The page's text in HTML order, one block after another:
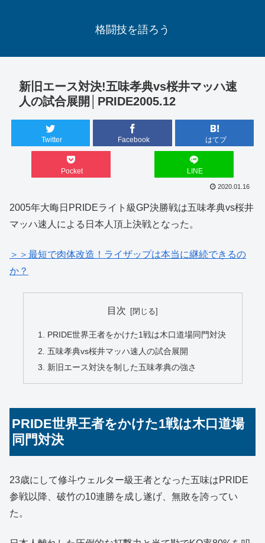
格闘技を語ろう
新旧エース対決!五味孝典vs桜井マッハ速
人の試合展開│PRIDE2005.12
Twitter Facebook はてブ
Pocket LINE
2020.01.16
2005年大晦日PRIDEライト級GP決勝戦は五味孝典vs桜井
マッハ速人による日本人頂上決戦となった。
＞＞最短で肉体改造！ライザップは本当に継続できるの
か？
目次
PRIDE世界王者をかけた1戦は木口道場同門対決
五味孝典vs桜井マッハ速人の試合展開
新旧エース対決を制した五味孝典の強さ
PRIDE世界王者をかけた1戦は木口道場
同門対決
23歳にして修斗ウェルター級王者となった五味はPRIDE
参戦以降、破竹の10連勝を成し遂げ、無敗を誇ってい
た。